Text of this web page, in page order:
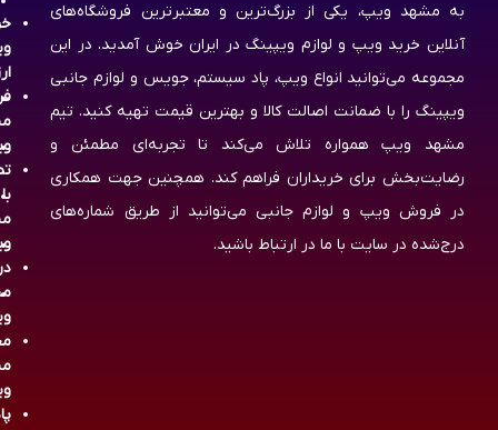
به مشهد ویپ، یکی از بزرگ‌ترین و معتبرترین فروشگاه‌های
آنلاین خرید ویپ و لوازم ویپینگ در ایران خوش آمدید. در این
مجموعه می‌توانید انواع ویپ، پاد سیستم، جویس و لوازم جانبی
ویپینگ را با ضمانت اصالت کالا و بهترین قیمت تهیه کنید. تیم
مشهد ویپ همواره تلاش می‌کند تا تجربه‌ای مطمئن و
رضایت‌بخش برای خریداران فراهم کند. همچنین جهت همکاری
در فروش ویپ و لوازم جانبی می‌توانید از طریق شماره‌های
درج‌شده در سایت با ما در ارتباط باشید.
با